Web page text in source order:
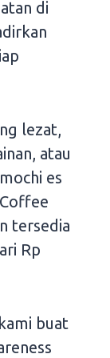
di
lezat,
atau
es
tersedia
Rp
buat